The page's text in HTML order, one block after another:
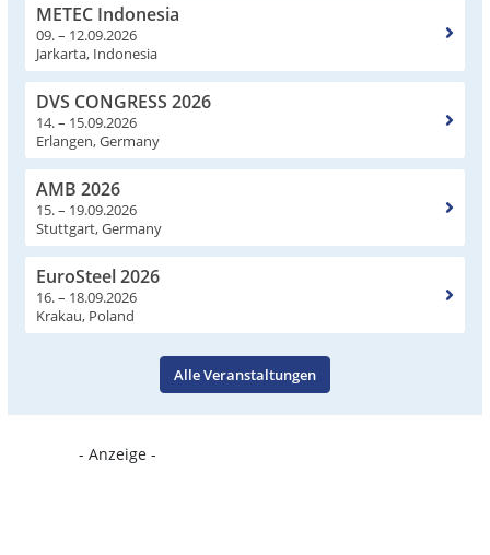
METEC Indonesia
09. – 12.09.2026
Jarkarta, Indonesia
DVS CONGRESS 2026
14. – 15.09.2026
Erlangen, Germany
AMB 2026
15. – 19.09.2026
Stuttgart, Germany
EuroSteel 2026
16. – 18.09.2026
Krakau, Poland
Alle Veranstaltungen
- Anzeige -